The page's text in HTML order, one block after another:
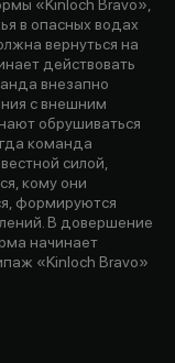
«Kinloch Bravo»,
в опасных водах
вернуться на
действовать
внезапно
с внешним
обрушиваться
команда
силой,
кому они
формируются
В довершение
начинает
«Kinloch Bravo»